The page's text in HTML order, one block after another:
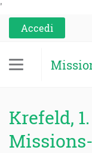
'
Accedi
Krefeld,